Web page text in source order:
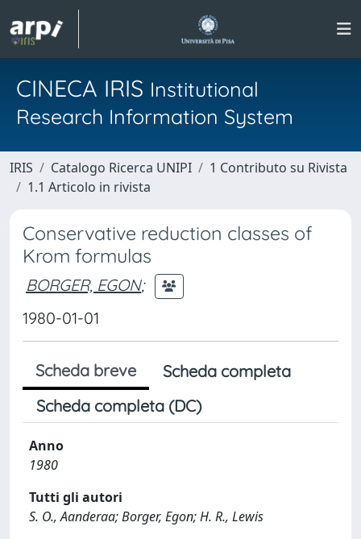
CINECA IRIS Institutional
Research Information System
IRIS Catalogo Ricerca UNIPI
1 Contributo su Rivista
1.1 Articolo in rivista
Conservative reduction classes of
Krom formulas
BORGER, EGON;
1980-01-01
Scheda breve
Scheda completa
Scheda completa (DC)
Anno
1980
Tutti gli autori
S. O., Aanderaa; Borger, Egon; H. R., Lewis